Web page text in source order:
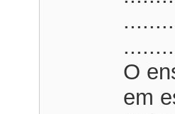
O
em